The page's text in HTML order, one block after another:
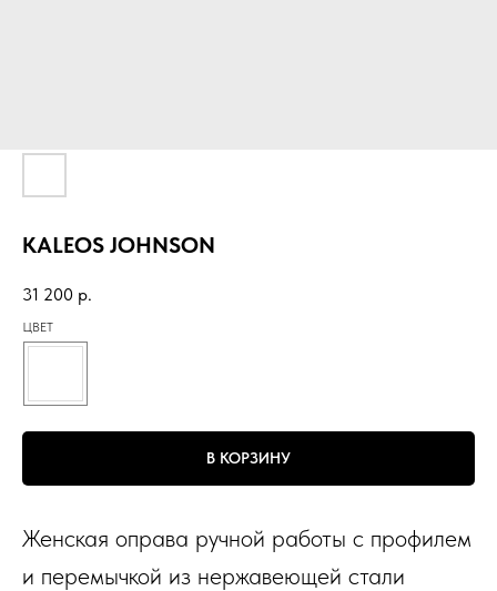
KALEOS JOHNSON
31 200 р.
ЦВЕТ
В КОРЗИНУ
Женская оправа ручной работы с профилем
и перемычкой из нержавеющей стали